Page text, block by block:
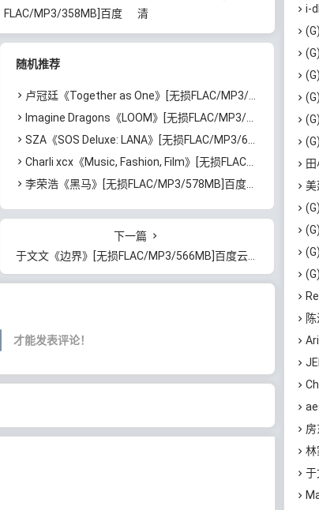
FLAC/MP3/358MB]百度
云网盘下载
清
4K/2160P/MP4/1.6GB]
随机推荐
卢冠廷《Together as One》[无损FLAC/MP3/754MB]百度云网盘下载
Imagine Dragons《LOOM》[无损FLAC/MP3/468MB]百度云网盘下载
SZA《SOS Deluxe: LANA》[无损FLAC/MP3/641MB]百度云网盘下载
Charli xcx《Music, Fashion, Film》[无损FLAC/MP3/639MB]百度云网盘下载
李荣浩《黑马》[无损FLAC/MP3/578MB]百度云网盘下载
下一篇
于文文《边界》[无损FLAC/MP3/566MB]百度云网盘下载
才能发表评论！
i-
田
美
Red
陈洁
房东
林
于